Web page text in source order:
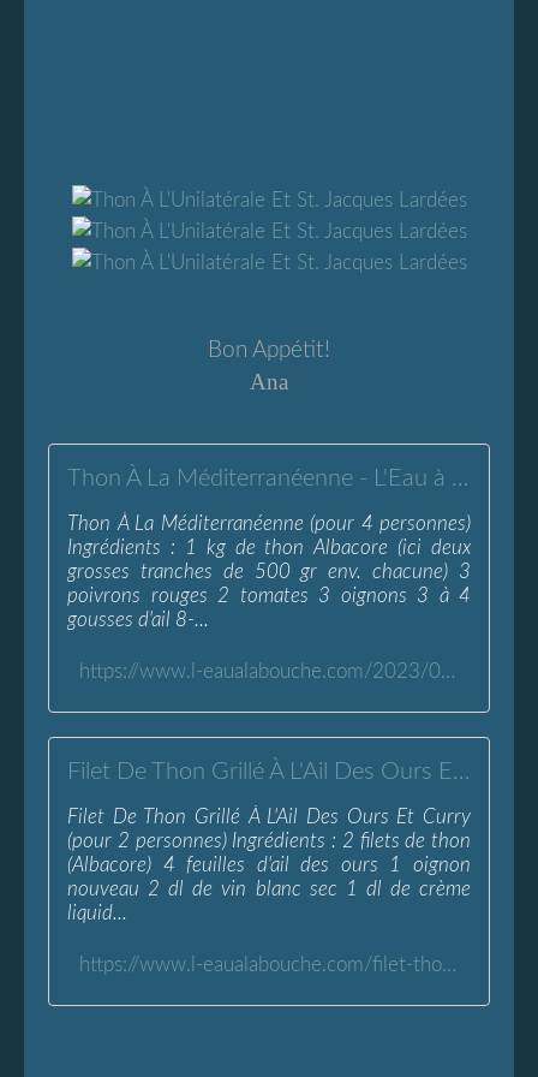
Bon Appétit!
Ana
Thon À La Méditerranéenne - L'Eau à la Bouche
Thon À La Méditerranéenne (pour 4 personnes)
Ingrédients : 1 kg de thon Albacore (ici deux
grosses tranches de 500 gr env. chacune) 3
poivrons rouges 2 tomates 3 oignons 3 à 4
gousses d'ail 8-...
https://www.l-eaualabouche.com/2023/08/thon-a-la-mediterraneenne.html
Filet De Thon Grillé À L'Ail Des Ours Et Curry - L'Eau à la Bouche
Filet De Thon Grillé À L'Ail Des Ours Et Curry
(pour 2 personnes) Ingrédients : 2 filets de thon
(Albacore) 4 feuilles d'ail des ours 1 oignon
nouveau 2 dl de vin blanc sec 1 dl de crème
liquid...
https://www.l-eaualabouche.com/filet-thon-grille-sauce-ail-ours-curry.html